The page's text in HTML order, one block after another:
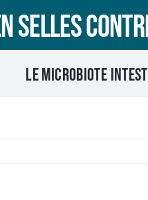
selles
Le microbiote